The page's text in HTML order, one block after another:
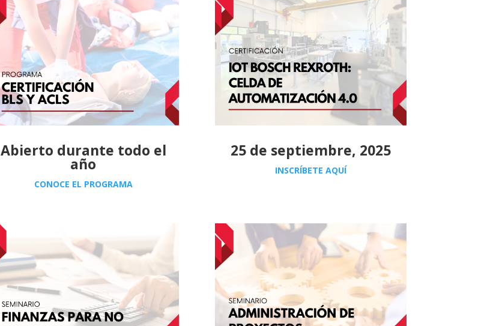
Abierto durante todo el
año
CONOCE EL PROGRAMA
25 de septiembre, 2025
INSCRÍBETE AQUÍ